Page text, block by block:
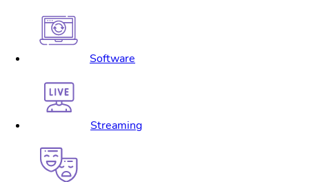
Software
Streaming